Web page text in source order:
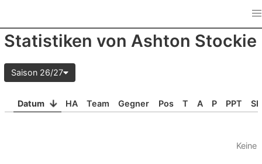
Statistiken von Ashton Stockie
Saison 26/27
Datum HA Team Gegner Pos T A P PPT
Keine